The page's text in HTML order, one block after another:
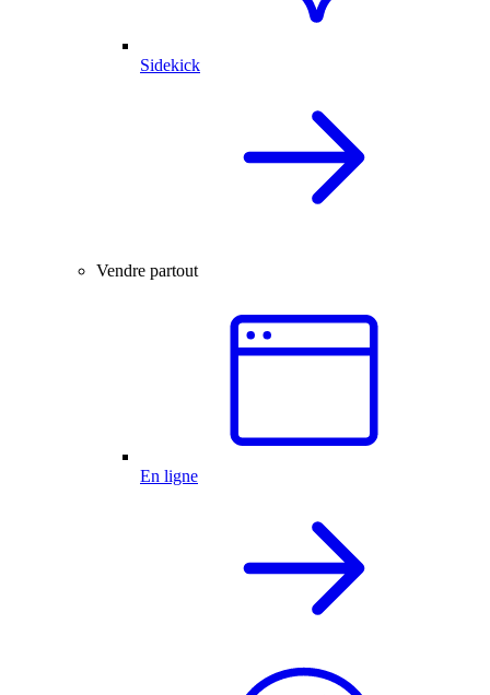
Sidekick
Vendre partout
En ligne